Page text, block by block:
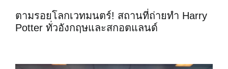
ตามรอยโลกเวทมนตร์! สถานที่ถ่ายทำ Harry
Potter ทั่วอังกฤษและสกอตแลนด์